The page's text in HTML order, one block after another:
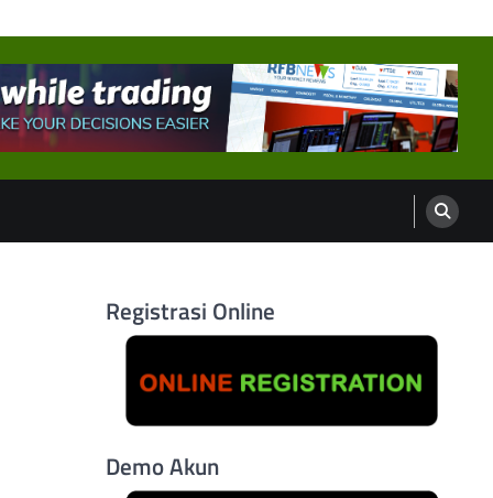
Registrasi Online
Demo Akun